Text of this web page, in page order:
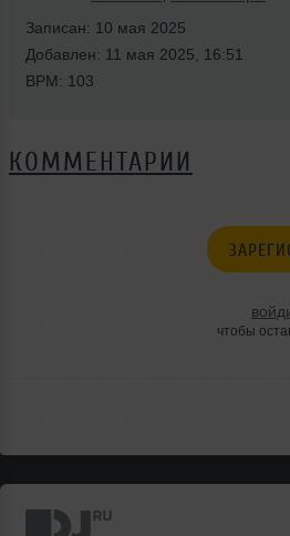
Записан: 10 мая 2025
Добавлен: 11 мая 2025, 16:51
BPM: 103
КОММЕНТАРИИ
чтобы